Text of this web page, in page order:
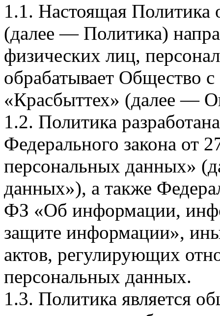
1.1. Настоящая Политика
(далее — Политика)
физических лиц,
обрабатывает Общество
«Красбыттех» (далее —
1.2. Политика
Федерального закона
персональных данных»
данных»), а также
ФЗ «Об информации,
защите информации»,
актов, регулирующих
персональных данных.
1.3. Политика является